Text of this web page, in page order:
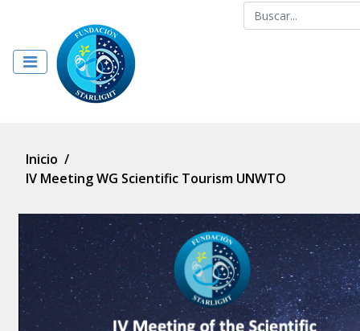
Inicio /
IV Meeting WG Scientific Tourism UNWTO